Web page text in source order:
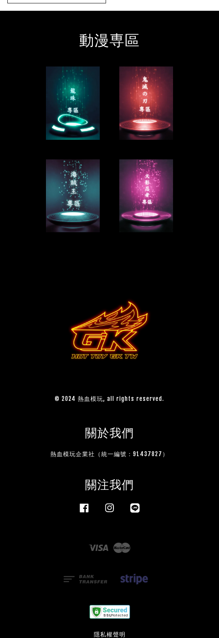
動漫専區
© 2024 熱血模玩, all rights reserved.
關於我們
熱血模玩企業社（統一編號：91437827）
關注我們
Facebook Instagram
Visa
隱私權聲明